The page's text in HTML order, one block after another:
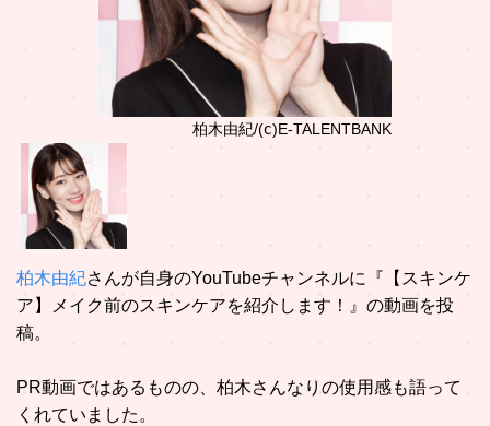
柏木由紀/(ⅽ)E-TALENTBANK
柏木由紀さんが自身のYouTubeチャンネルに『【スキンケ
ア】メイク前のスキンケアを紹介します！』の動画を投
稿。
PR動画ではあるものの、柏木さんなりの使用感も語って
くれていました。